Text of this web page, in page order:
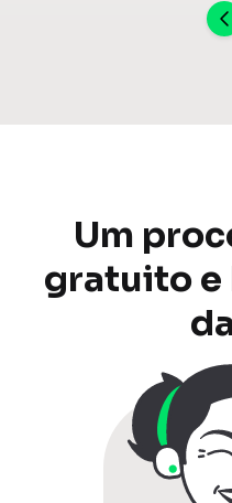
Um
gratuito e